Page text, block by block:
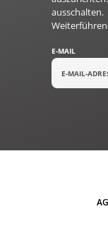
ausschalten.
E-MAIL